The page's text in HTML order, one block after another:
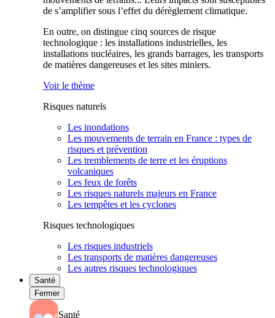
de s’amplifier sous l’effet du dérèglement climatique.
En outre, on distingue cinq sources de risque
technologique : les installations industrielles, les
installations nucléaires, les grands barrages, les transports
de matières dangereuses et les sites miniers.
Voir le thème
Risques naturels
Les inondations
Les mouvements de terrain en France : types de
risques et prévention
Les tremblements de terre et les éruptions
volcaniques
Les feux de forêts
Les risques naturels majeurs en France
Les tempêtes et les cyclones
Risques technologiques
Les risques industriels
Les transports de matières dangereuses
Les autres risques technologiques
Santé
Fermer
Santé